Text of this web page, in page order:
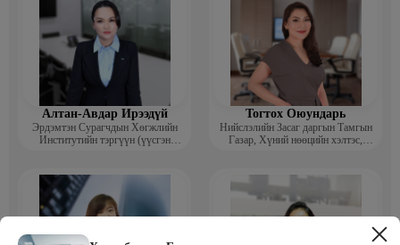
Алтан-Авдар Ирээдүй
Эрдэмтэн Сурагчдын Хөгжлийн
Институтийн тэргүүн (үүсгэн
Тогтох Оюундарь
Нийслэлийн Засаг даргын Тамгын
Газар, Хүний нөөцийн хэлтэс,